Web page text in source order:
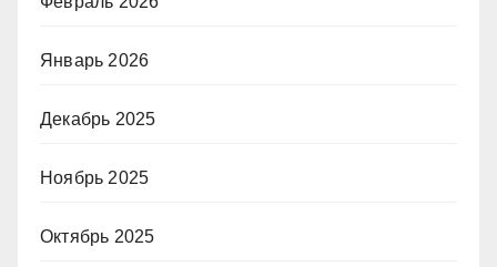
Январь 2026
Декабрь 2025
Ноябрь 2025
Октябрь 2025